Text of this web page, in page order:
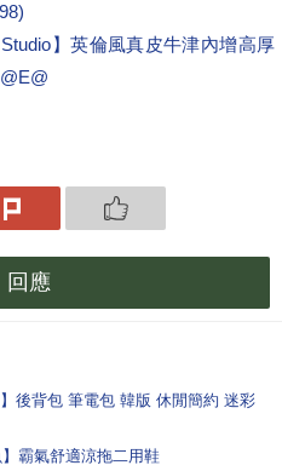
】英倫風真皮牛津內增高厚
回應
後背包 筆電包 韓版 休閒簡約 迷彩
霸氣舒適涼拖二用鞋